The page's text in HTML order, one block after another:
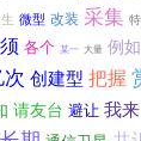
微型 改装 采集
各个 某一 大量 例如
创建型 把握
请友台 避让 我来